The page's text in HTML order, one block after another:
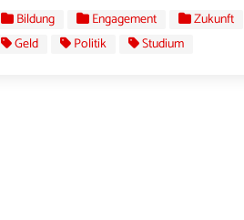
Bildung Engagement
Zukunft
Geld
Politik Studium